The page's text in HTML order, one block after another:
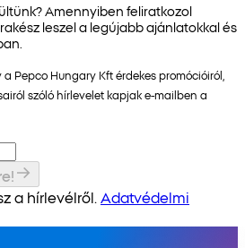
Amennyiben feliratkozol
leszel a legújabb ajánlatokkal és
Pepco Hungary Kft érdekes promócióiról,
szóló hírlevelet kapjak e-mailben a
a hírlevélről. Adatvédelmi